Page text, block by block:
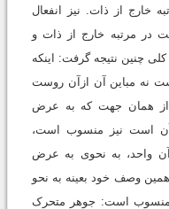
خارج از ذات. نیز انفعال
در مرتبه خارج از ذات و
چنین نتیجه گرفت: اینکه
نه مباین آن ازآن روست
از همان جهت که به عرض
است نیز منسوب است،
واحد، به نحوى به عرض
وصف خود بعینه به نحو
است: جوهر متحرک